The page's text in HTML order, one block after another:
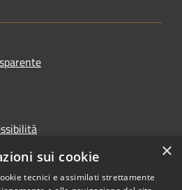
×
sui cookie
tecnici e assimilati strettamente